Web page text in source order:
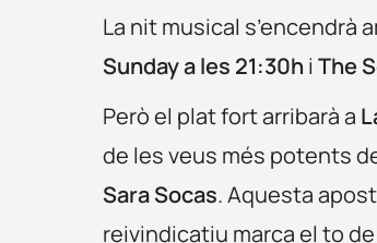
La nit musical s’encendrà
Sunday a les 21:30h i The
Però el plat fort arribarà a
de les veus més potents
Sara Socas. Aquesta
reivindicatiu marca el to